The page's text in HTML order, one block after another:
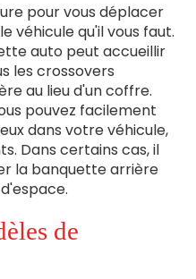
pour vous déplacer
véhicule qu'il vous faut.
auto peut accueillir
les crossovers
au lieu d'un coffre.
pouvez facilement
dans votre véhicule,
Dans certains cas, il
la banquette arrière
de